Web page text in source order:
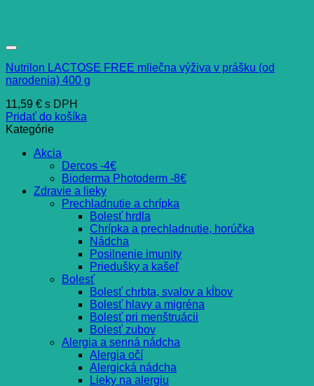
Nutrilon LACTOSE FREE mliečna výživa v prášku (od
narodenia) 400 g
11,59 € s DPH
Pridať do košíka
Kategórie
Akcia
Dercos -4€
Bioderma Photoderm -8€
Zdravie a lieky
Prechladnutie a chrípka
Bolesť hrdla
Chrípka a prechladnutie, horúčka
Nádcha
Posilnenie imunity
Priedušky a kašeľ
Bolesť
Bolesť chrbta, svalov a kĺbov
Bolesť hlavy a migréna
Bolesť pri menštruácii
Bolesť zubov
Alergia a senná nádcha
Alergia očí
Alergická nádcha
Lieky na alergiu